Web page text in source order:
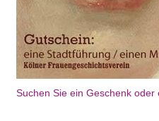
Suchen Sie ein Geschenk